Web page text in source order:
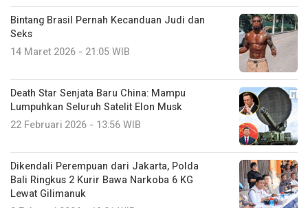
Bintang Brasil Pernah Kecanduan Judi dan
Seks
14 Maret 2026 - 21:05 WIB
Death Star Senjata Baru China: Mampu
Lumpuhkan Seluruh Satelit Elon Musk
22 Februari 2026 - 13:56 WIB
Dikendali Perempuan dari Jakarta, Polda
Bali Ringkus 2 Kurir Bawa Narkoba 6 KG
Lewat Gilimanuk